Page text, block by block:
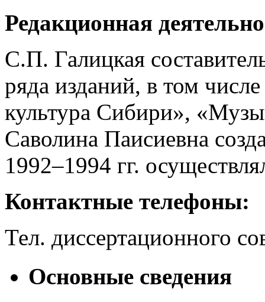
Редакционная
С.П. Галицкая
ряда изданий, в том
культура Сибири»,
Саволина Паисиевна
1992–1994 гг.
Контактные телефоны:
Тел. диссертационного
Основные сведения